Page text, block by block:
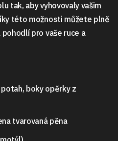
tak, aby vyhovovaly vašim
této možnosti můžete plně
pro vaše ruce a
boky opěrky z
tvarovaná pěna